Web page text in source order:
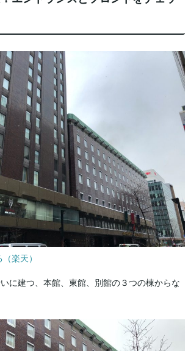
楽天）
に建つ、本館、東館、別館の３つの棟からな